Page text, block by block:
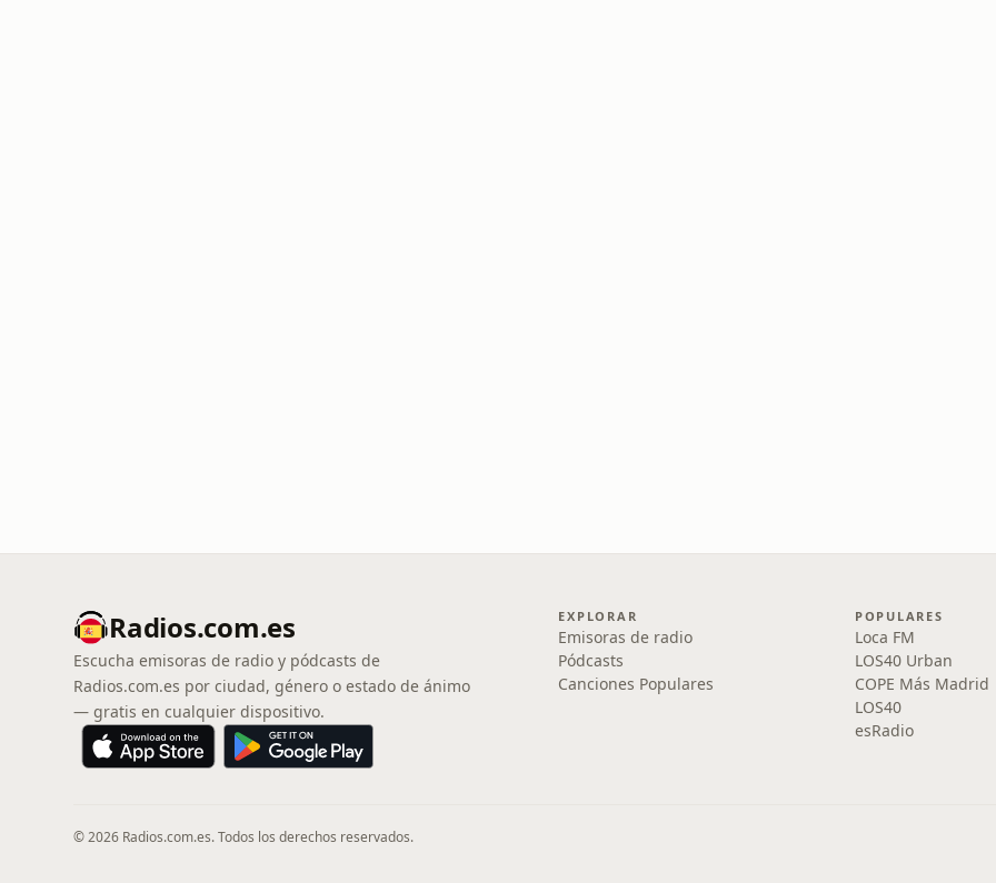
Radios.com.es
Escucha emisoras de radio y pódcasts de
Radios.com.es por ciudad, género o estado de ánimo
— gratis en cualquier dispositivo.
EXPLORAR
Emisoras de radio
Pódcasts
Canciones Populares
POPULARES
Loca FM
LOS40 Urban
COPE Más Madrid
LOS40
esRadio
© 2026 Radios.com.es. Todos los derechos reservados.